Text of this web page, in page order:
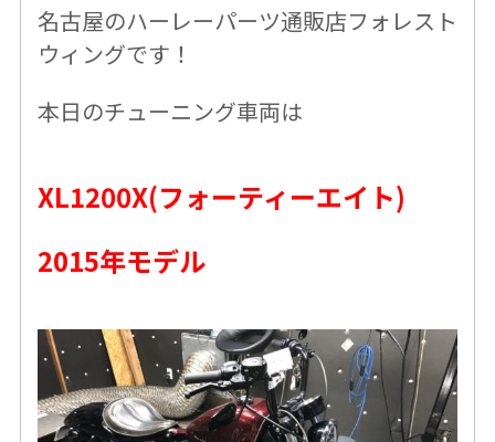
名古屋のハーレーパーツ通販店フォレスト
ウィングです！
本日のチューニング車両は
XL1200X(フォーティーエイト)
2015年モデル